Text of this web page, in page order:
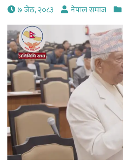
७ जेठ, २०८३ नेपाल समाज